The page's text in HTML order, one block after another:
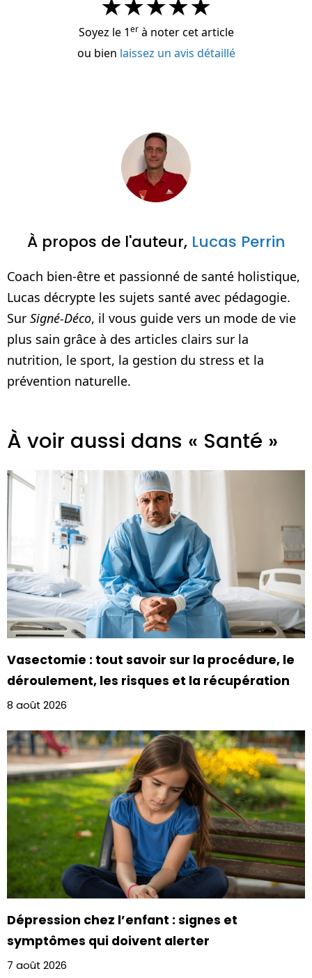
Soyez le 1erà noter cet article
ou bien laissez un avis détaillé
À propos de l'auteur, Lucas Perrin
Coach bien-être et passionné de santé holistique,
Lucas décrypte les sujets santé avec pédagogie.
Sur Signé-Déco, il vous guide vers un mode de vie
plus sain grâce à des articles clairs sur la
nutrition, le sport, la gestion du stress et la
prévention naturelle.
À voir aussi dans « Santé »
Vasectomie : tout savoir sur la procédure, le
déroulement, les risques et la récupération
8 août 2026
Dépression chez l’enfant : signes et
symptômes qui doivent alerter
7 août 2026